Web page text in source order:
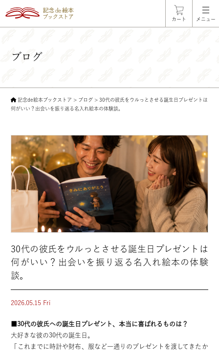
カート メニュー
ブログ
記念de絵本ブックストア > ブログ >30代の彼氏をウルっとさせる誕生日プレゼントは
何がいい？出会いを振り返る名入れ絵本の体験談。
30代の彼氏をウルっとさせる誕生日プレゼントは
何がいい？出会いを振り返る名入れ絵本の体験
談。
2026.05.15 Fri
■30代の彼氏への誕生日プレゼント、本当に喜ばれるものは？
大好きな彼の30代の誕生日。
「これまでに時計や財布、服など一通りのプレゼントを渡してきたか